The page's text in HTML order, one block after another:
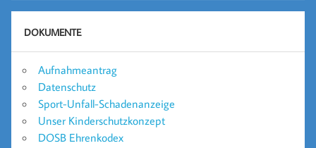
DOKUMENTE
Aufnahmeantrag
Datenschutz
Sport-Unfall-Schadenanzeige
Unser Kinderschutzkonzept
DOSB Ehrenkodex